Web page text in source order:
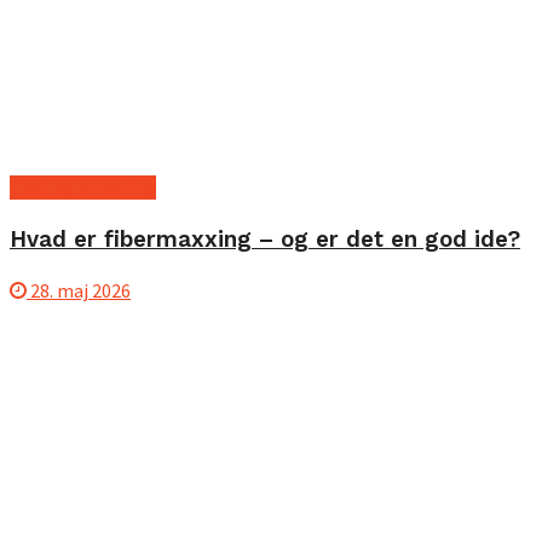
Hvad er fibermaxxing – og er det en god ide?
28. maj 2026